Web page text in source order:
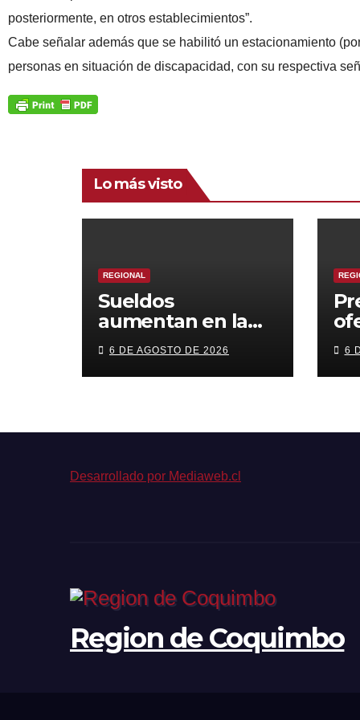
posteriormente, en otros establecimientos”.
Cabe señalar además que se habilitó un estacionamiento
personas en situación de discapacidad, con su respectiva
Lo más visto
REGIONAL
Sueldos
aumentan en la
región, pero
pierde fuerza el
empleo formal
6 DE AGOSTO DE 2026 6
Desarrollado por Mediaweb.cl
Region de Coquimbo